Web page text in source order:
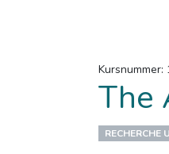
Kursnummer:
The
RECHERCHE